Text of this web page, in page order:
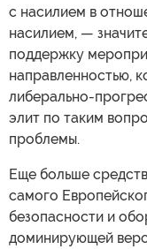
с насилием в
насилием, —
поддержку
направленностью,
либерально-
элит по таким
проблемы.
Еще больше
самого
безопасности и
доминирующей